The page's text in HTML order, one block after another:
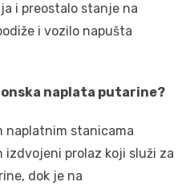
i preostalo stanje na
i vozilo napušta
naplata putarine?
naplatnim stanicama
prolaz koji služi za
dok je na